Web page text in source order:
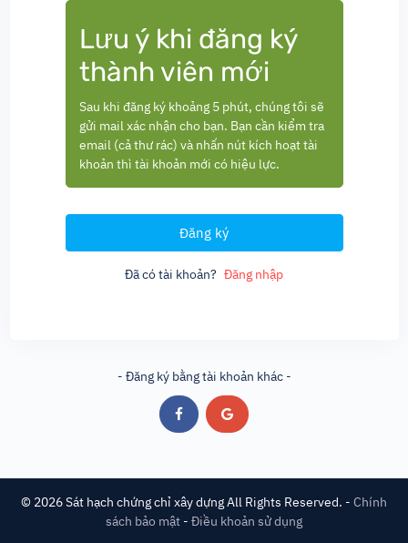
Lưu ý khi đăng ký
thành viên mới
Sau khi đăng ký khoảng 5 phút, chúng tôi sẽ
gửi mail xác nhận cho bạn. Bạn cần kiểm tra
email (cả thư rác) và nhấn nút kích hoạt tài
khoản thì tài khoản mới có hiệu lực.
Đăng ký
Đã có tài khoản? Đăng nhập
- Đăng ký bằng tài khoản khác -
© 2026Sát hạch chứng chỉ xây dựngAll Rights Reserved. - Chính
sách bảo mật - Điều khoản sử dụng